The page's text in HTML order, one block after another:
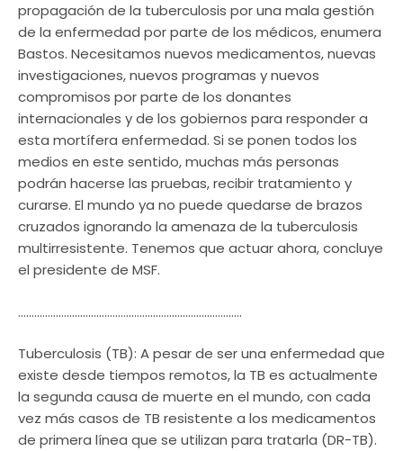
propagación de la tuberculosis por una mala gestión
de la enfermedad por parte de los médicos, enumera
Bastos. Necesitamos nuevos medicamentos, nuevas
investigaciones, nuevos programas y nuevos
compromisos por parte de los donantes
internacionales y de los gobiernos para responder a
esta mortífera enfermedad. Si se ponen todos los
medios en este sentido, muchas más personas
podrán hacerse las pruebas, recibir tratamiento y
curarse. El mundo ya no puede quedarse de brazos
cruzados ignorando la amenaza de la tuberculosis
multirresistente. Tenemos que actuar ahora, concluye
el presidente de MSF.
………………………………………………………………………..
Tuberculosis (TB): A pesar de ser una enfermedad que
existe desde tiempos remotos, la TB es actualmente
la segunda causa de muerte en el mundo, con cada
vez más casos de TB resistente a los medicamentos
de primera línea que se utilizan para tratarla (DR-TB).